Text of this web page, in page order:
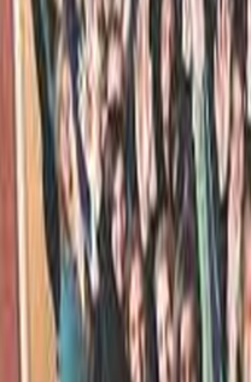
PRAV LEPO JE RES NA
REPNA ŽUPA ZA ŠTIRI